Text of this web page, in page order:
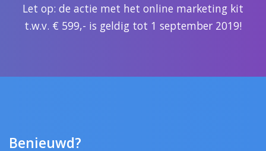
Let op: de actie met het online marketing kit
t.w.v. € 599,- is geldig tot 1 september 2019!
Benieuwd?